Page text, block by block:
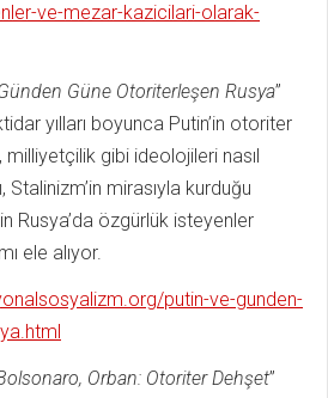
ve-mezar-kazicilari-olarak-
Güne Otoriterleşen Rusya”
yılları boyunca Putin’in otoriter
milliyetçilik gibi ideolojileri nasıl
Stalinizm’in mirasıyla kurduğu
Rusya’da özgürlük isteyenler
ele alıyor.
putin-ve-gunden-
Orban: Otoriter Dehşet”